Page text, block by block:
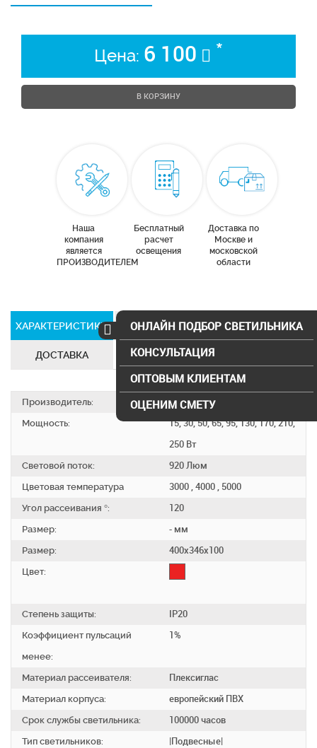
Цена: 6 100 *
В КОРЗИНУ
Наша
компания
является
ПРОИЗВОДИТЕЛЕМ
Бесплатный
расчет
освещения
Доставка по
Москве и
московской
области
ХАРАКТЕРИСТИКИ СЕРТИФИКАТЫ
ДОСТАВКА
Производитель:
SVS electro
Мощность:
15, 30, 50, 65, 95, 130, 170, 210,
250 Вт
Световой поток:
920 Люм
Цветовая температура
3000 , 4000 , 5000
Угол рассеивания °:
120
Размер:
- мм
Размер:
400х346х100
Цвет:
Степень защиты:
IP20
Коэффициент пульсаций
менее:
1%
Материал рассеивателя:
Плексиглас
Материал корпуса:
европейский ПВХ
Срок службы светильника:
100000 часов
Тип светильников:
|Подвесные|
ОНЛАЙН ПОДБОР СВЕТИЛЬНИКА
КОНСУЛЬТАЦИЯ
ОПТОВЫМ КЛИЕНТАМ
ОЦЕНИМ СМЕТУ